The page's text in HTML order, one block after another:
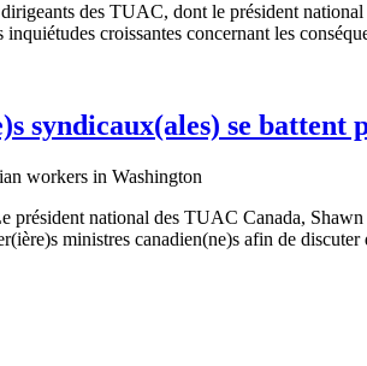
des TUAC, dont le président
croissantes concernant les
syndicaux(ales) se
national des TUAC Canada,
ministres canadien(ne)s afin de